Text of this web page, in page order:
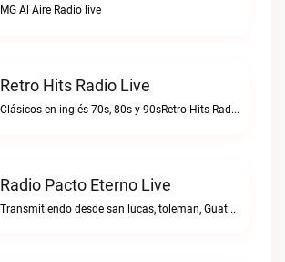
MG Al Aire Radio live
Retro Hits Radio Live
Clásicos en inglés 70s, 80s y 90sRetro Hits Radio live
Radio Pacto Eterno Live
Transmitiendo desde san lucas, toleman, Guatemala. Centro america.Radio Pacto Eterno live